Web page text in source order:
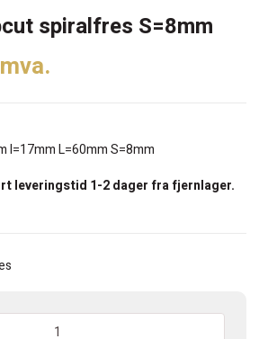
spiralfres S=8mm
I=17mm L=60mm S=8mm
leveringstid 1-2 dager fra fjernlager.